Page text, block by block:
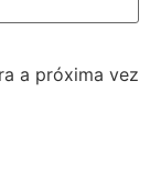
a próxima vez